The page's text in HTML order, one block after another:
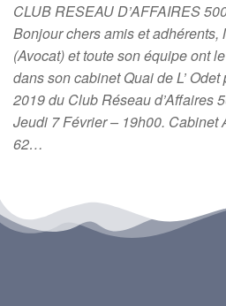
CLUB RESEAU D’AFFAIRES
Bonjour chers amis et adhérents,
(Avocat) et toute son équipe ont
dans son cabinet Quai de L’
2019 du Club Réseau d’Affaires
Jeudi 7 Février – 19h00. Cabinet
62…